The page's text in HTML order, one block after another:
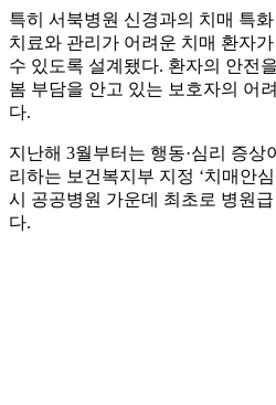
특히 서북병원 신경과의 치매 특
치료와 관리가 어려운 치매 환자
수 있도록 설계됐다. 환자의 안전
봄 부담을 안고 있는 보호자의 어
다.
지난해 3월부터는 행동·심리 증
리하는 보건복지부 지정 ‘치매안
시 공공병원 가운데 최초로 병원
다.